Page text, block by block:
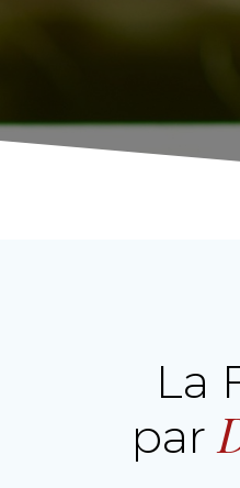
La
par